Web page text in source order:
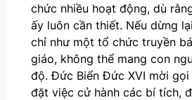
chức nhiều hoạt động, dù
ấy luôn cần thiết. Nếu dừng
chỉ như một tổ chức truyền
giáo, không thể mang con
độ. Đức Biển Đức XVI mời
đặt việc cử hành các bí tích,